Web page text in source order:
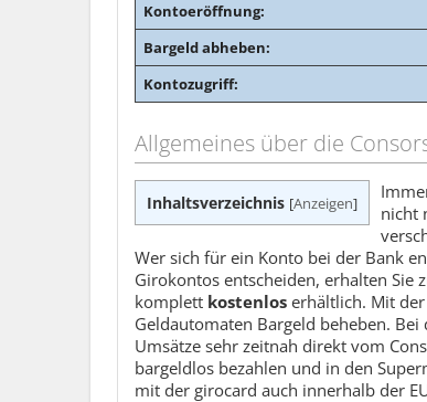
Kontoeröffnung:
Bargeld abheben:
Kontozugriff:
Allgemeines über die
Inhaltsverzeichnis [Anzeigen]
nicht
Wer sich für ein Konto bei der Bank
Girokontos entscheiden, erhalten Sie
komplett kostenlos erhältlich. Mit
Geldautomaten Bargeld beheben.
Umsätze sehr zeitnah direkt vom
bargeldlos bezahlen und in den
mit der girocard auch innerhalb der